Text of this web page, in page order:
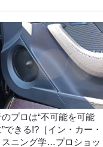
プロは“不可能を可能
”できる!?［イン・カー・
スニング学…プロショッ